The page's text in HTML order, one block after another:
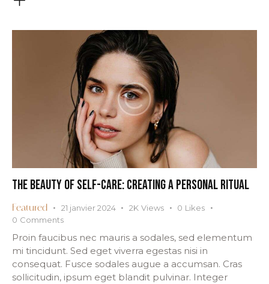
THE BEAUTY OF SELF-CARE: CREATING A PERSONAL RITUAL
Featured 21 janvier 2024 2K Views 0 Likes
0 Comments
Proin faucibus nec mauris a sodales, sed elementum
mi tincidunt. Sed eget viverra egestas nisi in
consequat. Fusce sodales augue a accumsan. Cras
sollicitudin, ipsum eget blandit pulvinar. Integer